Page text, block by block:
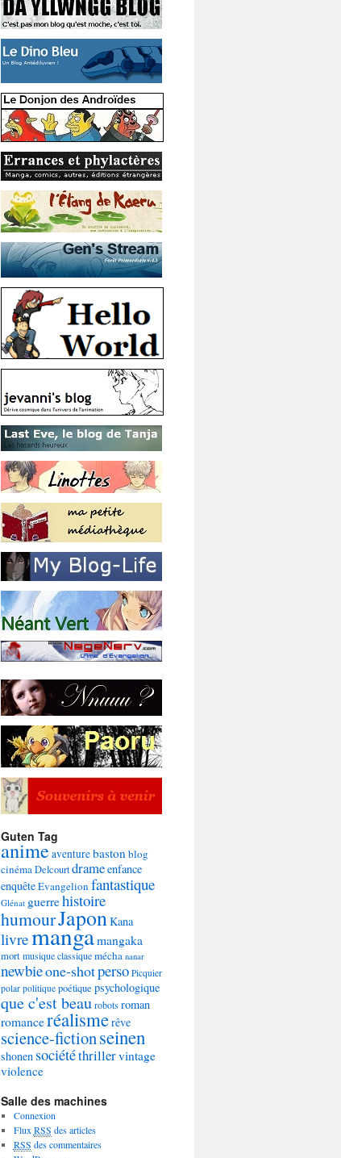
Guten Tag
animeaventurebaston blog
cinémaDelcourtdrameenfance
enquêteEvangelion fantastique
Glénat guerrehistoire
humourJapon Kana
livremangamangaka
mortmusique classiquemécha nanar
newbieone-shotperso Picquier
polar politique poétique psychologique
que c'est beaurobotsroman
romanceréalismerêve
science-fictionseinen
shonen sociététhrillervintage
violence
Salle des machines
Connexion
Flux RSS des articles
RSS des commentaires